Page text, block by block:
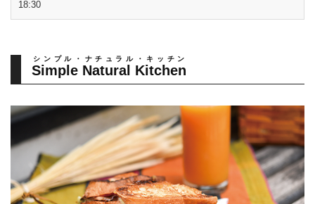
18:30
Simple Natural Kitchen
シンプル・ナチュラル・キッチン